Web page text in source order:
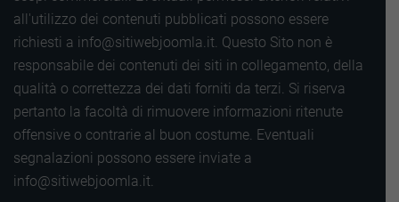
all'utilizzo dei contenuti pubblicati possono essere
richiesti a info@sitiwebjoomla.it. Questo Sito non è
responsabile dei contenuti dei siti in collegamento, della
qualità o correttezza dei dati forniti da terzi. Si riserva
pertanto la facoltà di rimuovere informazioni ritenute
offensive o contrarie al buon costume. Eventuali
segnalazioni possono essere inviate a
info@sitiwebjoomla.it.